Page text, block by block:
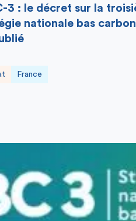
3 : le décret sur la
nationale bas
France